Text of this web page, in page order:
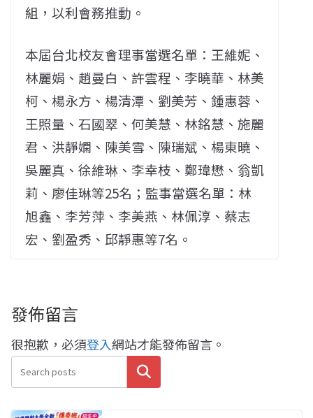
組，以利會務推動。
本屆台北校友會理事當選名單：王維妮、
林麗娟、趙曼白、許雲程、李曉華、林美
柯、楊永方、楊清潭、劉美芳、鍾惠蓉、
王照量、石國翠、何美慧、林銘慧、施麗
君、洪靜嫻、陳美雪、陳瑞斌、楊東曉、
吳麗真、徐維琳、李幸枝、鄭瑋懋、翁凱
莉、廖佳琳等25名；監事當選名單：林
旭鑫、李芳萍、李美燕、林佩淳、蔡志
宏、劉盈秀、邱靜惠等7名。
發佈留言
很抱歉，必須登入網站才能發佈留言。
搜尋